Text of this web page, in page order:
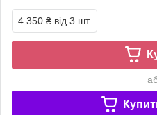
4 350 ₴ від 3 шт.